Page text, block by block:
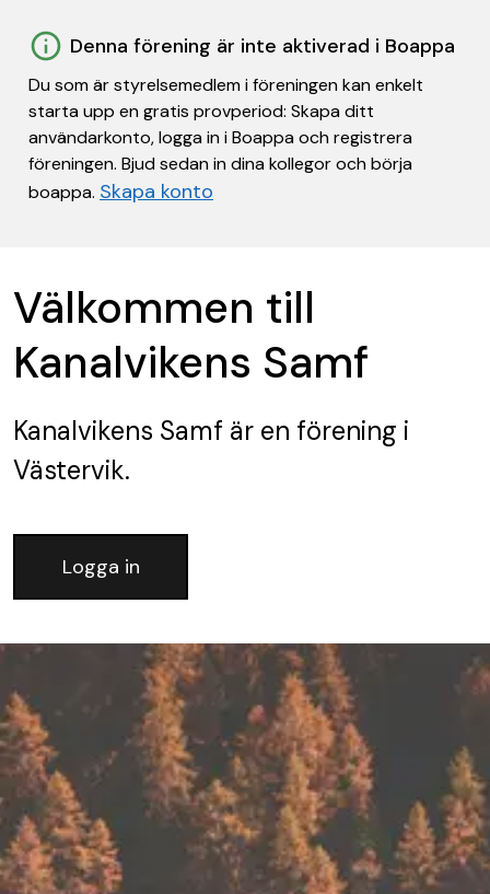
Denna förening är inte aktiverad i Boappa
Du som är styrelsemedlem i föreningen kan enkelt
starta upp en gratis provperiod: Skapa ditt
användarkonto, logga in i Boappa och registrera
föreningen. Bjud sedan in dina kollegor och börja
boappa. Skapa konto
Välkommen till
Kanalvikens Samf
Kanalvikens Samf är en förening i
Västervik.
Logga in